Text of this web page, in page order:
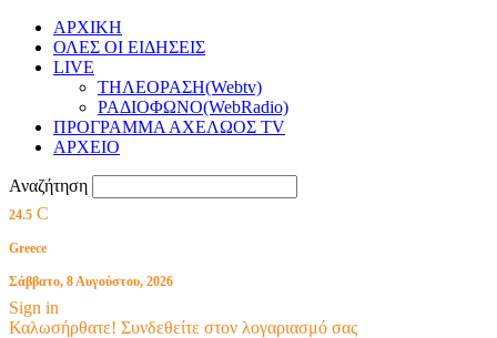
ΑΡΧΙΚΗ
ΟΛΕΣ ΟΙ ΕΙΔΗΣΕΙΣ
LIVE
ΤΗΛΕΟΡΑΣΗ(Webtv)
ΡΑΔΙΟΦΩΝΟ(WebRadio)
ΠΡΟΓΡΑΜΜΑ ΑΧΕΛΩΟΣ TV
ΑΡΧΕΙΟ
Αναζήτηση
24.5 C
Greece
Σάββατο, 8 Αυγούστου, 2026
Sign in
Καλωσήρθατε! Συνδεθείτε στον λογαριασμό σας